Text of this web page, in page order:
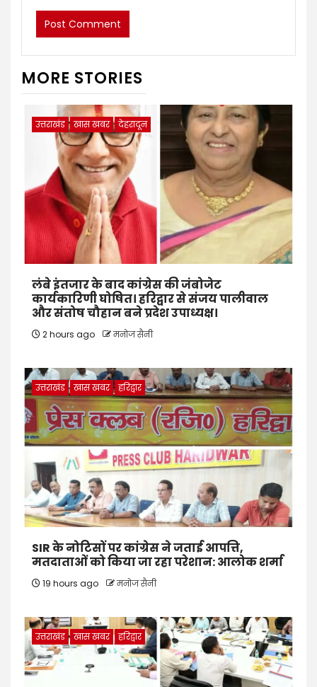
MORE STORIES
उत्तराखंड खास खबर देहरादून
लंबे इंतजार के बाद कांग्रेस की जंबोजेट
कार्यकारिणी घोषित। हरिद्वार से संजय पालीवाल
और संतोष चौहान बने प्रदेश उपाध्यक्ष।
2 hours ago मनोज सैनी
उत्तराखंड खास खबर हरिद्वार
SIR के नोटिसों पर कांग्रेस ने जताई आपत्ति,
मतदाताओं को किया जा रहा परेशान: आलोक शर्मा
19 hours ago मनोज सैनी
उत्तराखंड खास खबर हरिद्वार